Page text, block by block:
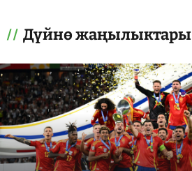
Дүйнө жаңылыктары